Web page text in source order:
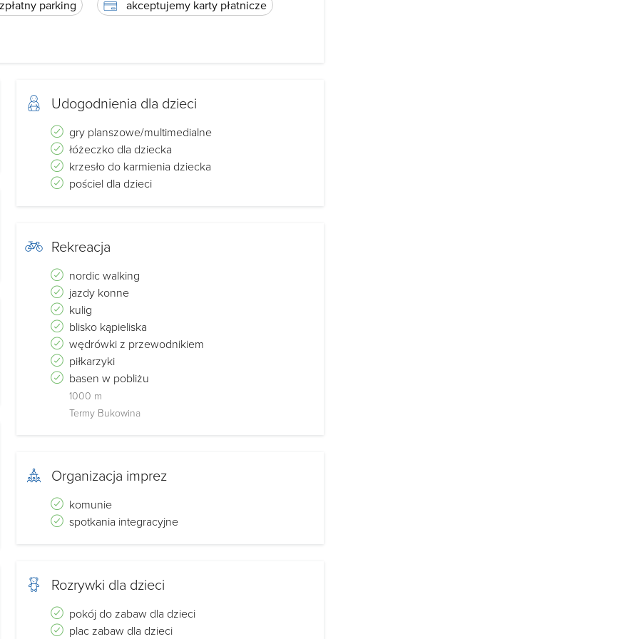
(i nie tylko)
2008 roku
rozrywki dla
do
Tatrzańska
do 1000 osób.
w
nasza oferta
wygodny,
ma to
drewniane
każdym pokoju
kuchennego,
bryczką itp.).
noclegi, pokoje,
parking
akceptujemy karty płatnicze
Udogodnienia dla dzieci
gry planszowe/multimedialne
łóżeczko dla dziecka
krzesło do karmienia dziecka
pościel dla dzieci
Rekreacja
nordic walking
jazdy konne
kulig
blisko kąpieliska
wędrówki z przewodnikiem
piłkarzyki
basen w pobliżu
1000 m
Termy Bukowina
Organizacja imprez
komunie
spotkania integracyjne
Rozrywki dla dzieci
pokój do zabaw dla dzieci
plac zabaw dla dzieci